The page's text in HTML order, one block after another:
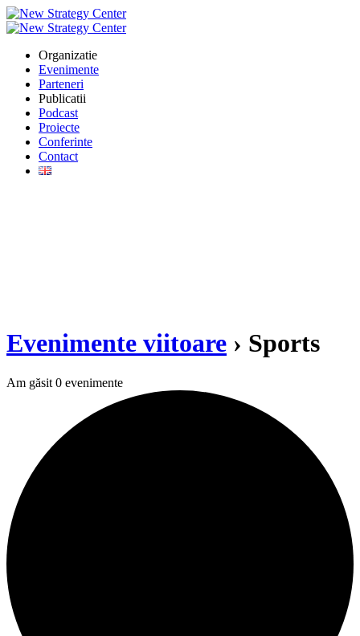
Organizatie
Evenimente
Parteneri
Publicatii
Podcast
Proiecte
Conferinte
Contact
Evenimente viitoare › Sports
Am găsit 0 evenimente